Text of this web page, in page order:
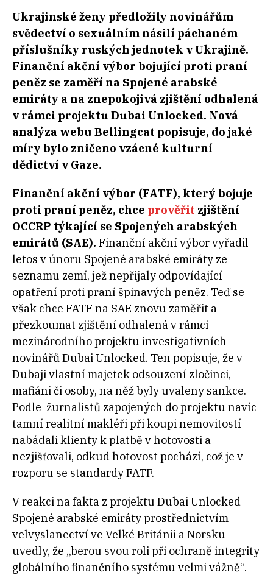
Ukrajinské ženy předložily novinářům
svědectví o sexuálním násilí páchaném
příslušníky ruských jednotek v Ukrajině.
Finanční akční výbor bojující proti praní
peněz se zaměří na Spojené arabské
emiráty a na znepokojivá zjištění odhalená
v rámci projektu Dubai Unlocked. Nová
analýza webu Bellingcat popisuje, do jaké
míry bylo zničeno vzácné kulturní
dědictví v Gaze.
Finanční akční výbor (FATF), který bojuje
proti praní peněz, chce prověřit zjištění
OCCRP týkající se Spojených arabských
emirátů (SAE). Finanční akční výbor vyřadil
letos v únoru Spojené arabské emiráty ze
seznamu zemí, jež nepřijaly odpovídající
opatření proti praní špinavých peněz. Teď se
však chce FATF na SAE znovu zaměřit a
přezkoumat zjištění odhalená v rámci
mezinárodního projektu investigativních
novinářů Dubai Unlocked. Ten popisuje, že v
Dubaji vlastní majetek odsouzení zločinci,
mafiáni či osoby, na něž byly uvaleny sankce.
Podle žurnalistů zapojených do projektu navíc
tamní realitní makléři při koupi nemovitostí
nabádali klienty k platbě v hotovosti a
nezjišťovali, odkud hotovost pochází, což je v
rozporu se standardy FATF.
V reakci na fakta z projektu Dubai Unlocked
Spojené arabské emiráty prostřednictvím
velvyslanectví ve Velké Británii a Norsku
uvedly, že „berou svou roli při ochraně integrity
globálního finančního systému velmi vážně“.